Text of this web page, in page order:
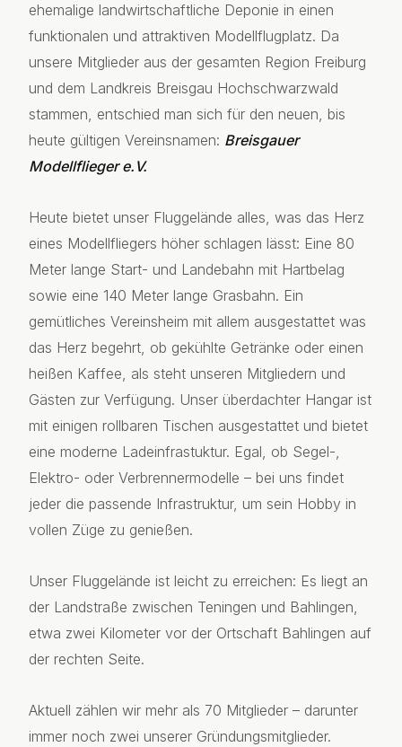
ehemalige landwirtschaftliche Deponie in einen
funktionalen und attraktiven Modellflugplatz. Da
unsere Mitglieder aus der gesamten Region Freiburg
und dem Landkreis Breisgau Hochschwarzwald
stammen, entschied man sich für den neuen, bis
heute gültigen Vereinsnamen: Breisgauer
Modellflieger e.V.
Heute bietet unser Fluggelände alles, was das Herz
eines Modellfliegers höher schlagen lässt: Eine 80
Meter lange Start- und Landebahn mit Hartbelag
sowie eine 140 Meter lange Grasbahn. Ein
gemütliches Vereinsheim mit allem ausgestattet was
das Herz begehrt, ob gekühlte Getränke oder einen
heißen Kaffee, als steht unseren Mitgliedern und
Gästen zur Verfügung. Unser überdachter Hangar ist
mit einigen rollbaren Tischen ausgestattet und bietet
eine moderne Ladeinfrastuktur. Egal, ob Segel-,
Elektro- oder Verbrennermodelle – bei uns findet
jeder die passende Infrastruktur, um sein Hobby in
vollen Züge zu genießen.
Unser Fluggelände ist leicht zu erreichen: Es liegt an
der Landstraße zwischen Teningen und Bahlingen,
etwa zwei Kilometer vor der Ortschaft Bahlingen auf
der rechten Seite.
Aktuell zählen wir mehr als 70 Mitglieder – darunter
immer noch zwei unserer Gründungsmitglieder.